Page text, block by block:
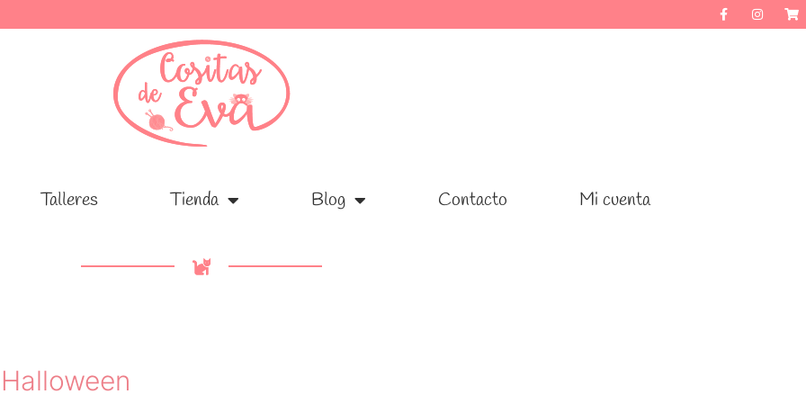
Talleres Tienda Blog Contacto Mi cuenta
Talleres Tienda Blog Contacto Mi cuenta